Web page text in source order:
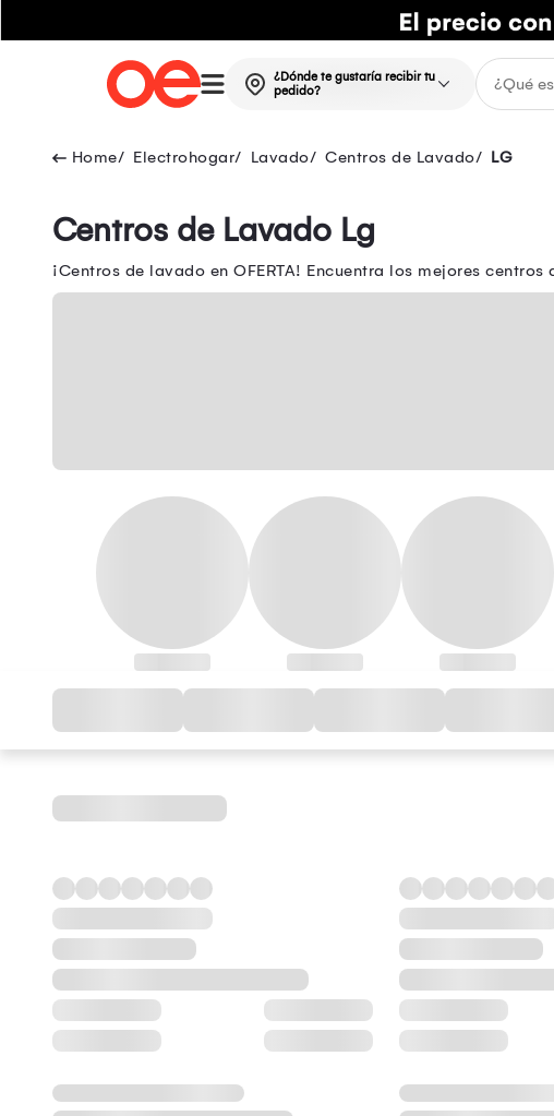
¿Dónde te gustaría recibir tu
pedido?
Electrohogar Lavado Centros de Lavado LG
Centros de Lavado Lg
¡Centros de lavado en OFERTA! Encuentra los mejores